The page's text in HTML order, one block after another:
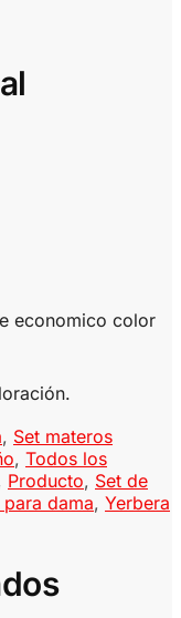
economico color
, Set materos
, Todos los
Producto, Set de
para dama, Yerbera